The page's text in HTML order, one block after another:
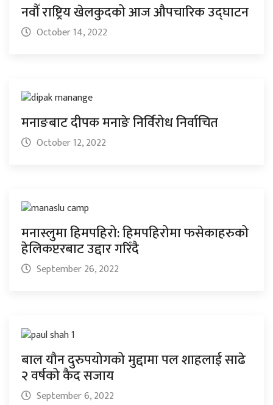
नवौँ राष्ट्रिय खेलकुदको आज औपचारिक उद्घाटन
October 14, 2022
मनाङबाट दीपक मनाङे निर्विरोध निर्वाचित
October 12, 2022
मनास्लुमा हिमपहिरो: हिमपहिरोमा फसेकाहरुको
हेलिकप्टरबाट उद्दार गरिँदै
September 26, 2022
बाल यौन दुरुपयोगको मुद्दामा पल शाहलाई साढे
२ वर्षको कैद सजाय
September 6, 2022